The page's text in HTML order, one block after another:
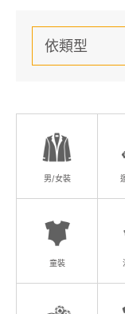
關於我們
依類型
男/女裝
童裝